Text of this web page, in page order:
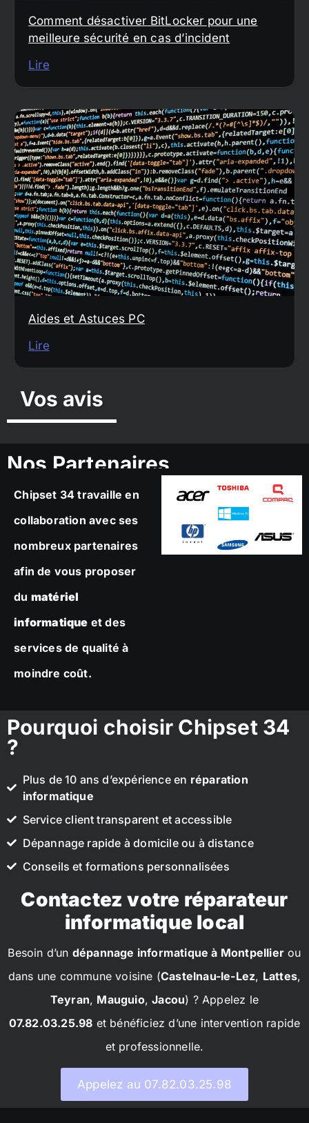
Comment désactiver BitLocker pour une
meilleure sécurité en cas d’incident
Lire
Aides et Astuces PC
Lire
Vos avis
Nos Partenaires
Chipset 34 travaille en
collaboration avec ses
nombreux partenaires
afin de vous proposer
du matériel
informatique et des
services de qualité à
moindre coût.
Pourquoi choisir Chipset 34
?
Plus de 10 ans d’expérience en réparation
informatique
Service client transparent et accessible
Dépannage rapide à domicile ou à distance
Conseils et formations personnalisées
Contactez votre réparateur
informatique local
Besoin d’un dépannage informatique à Montpellier ou
dans une commune voisine (Castelnau-le-Lez, Lattes,
Teyran, Mauguio,Jacou) ? Appelez le
07.82.03.25.98 et bénéficiez d’une intervention rapide
et professionnelle.
Appelez au 07.82.03.25.98